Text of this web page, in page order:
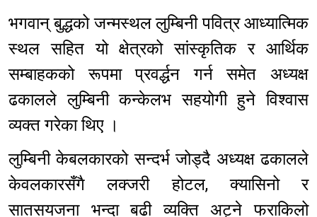
भगवान् बुद्धको जन्मस्थल लुम्बिनी पवित्र आध्यात्मिक
स्थल सहित यो क्षेत्रको सांस्कृतिक र आर्थिक
सम्बाहकको रूपमा प्रवर्द्धन गर्न समेत अध्यक्ष
ढकालले लुम्बिनी कन्केलभ सहयोगी हुने विश्वास
व्यक्त गरेका थिए ।
लुम्बिनी केबलकारको सन्दर्भ जोड्दै अध्यक्ष ढकालले
केवलकारसँगै लक्जरी होटल, क्यासिनो र
सातसयजना भन्दा बढी व्यक्ति अट्ने फराकिलो